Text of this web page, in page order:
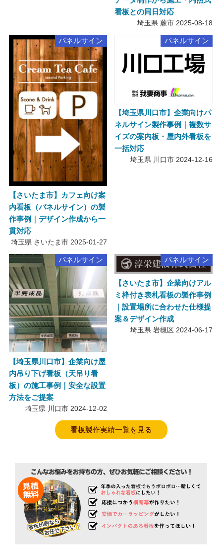
看板との同日対応
埼玉県 蕨市 2025-08-18
パネルサイン
【さいたま市】カフェ向け案
内看板（パネルサイン）の製
作事例｜デザイン作成から一
貫対応
埼玉県 さいたま市 2025-01-27
パネルサイン
【埼玉県川口市】企業向けパ
ネルサイン製作事例｜複数サ
イズの案内板・屋内外看板を
一括対応
埼玉県 川口市 2024-12-16
パネルサイン
【埼玉県川口市】企業向け屋
内吊り下げ看板（天吊り看
板）の施工事例｜安全な設置
方法をご提案
埼玉県 川口市 2024-12-02
パネルサイン
【さいたま市】企業向けアル
ミ枠付き表札看板の製作事例
｜設置場所に合わせた仕様提
案＆デザイン作成
埼玉県 岩槻区 2024-06-17
看板製作実績一覧を見る